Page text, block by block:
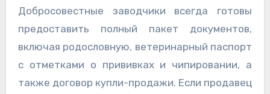
Добросовестные заводчики всегда готовы
предоставить полный пакет документов,
включая родословную, ветеринарный паспорт
с отметками о прививках и чипировании, а
также договор купли-продажи. Если продавец